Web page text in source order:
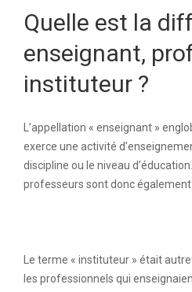
Quelle est la
enseignant,
instituteur ?
L’appellation « enseignant »
exerce une activité
discipline ou le niveau
professeurs sont donc
Le terme « instituteur » était
les professionnels qui